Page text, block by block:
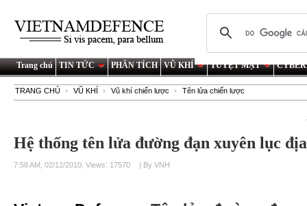
Trang chủ TIN TỨC PHÂN TÍCH VŨ KHÍ TUYỆT MẬT
TRANG CHỦ VŨ KHÍ Vũ khí chiến lược Tên lửa chiến lược
Hệ thống tên lửa đường đạn xuyên lục
7:58 AM, 02/12/2010, Views: 17570 | By VNH